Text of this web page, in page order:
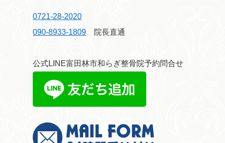
0721-28-2020
090-8933-1809 院長直通
公式LINE富田林市和らぎ整骨院予約問合せ